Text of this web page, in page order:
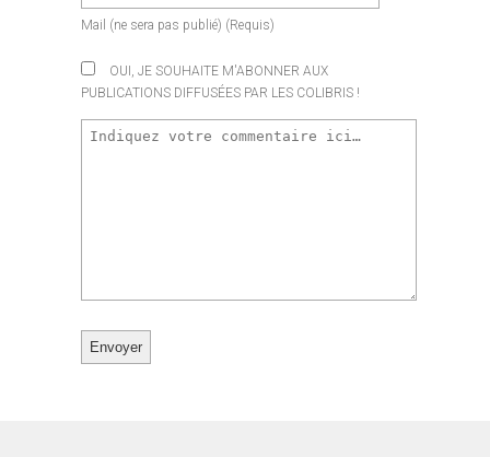
Mail (ne sera pas publié) (requis)
OUI, JE SOUHAITE M'ABONNER AUX
PUBLICATIONS DIFFUSÉES PAR LES COLIBRIS !